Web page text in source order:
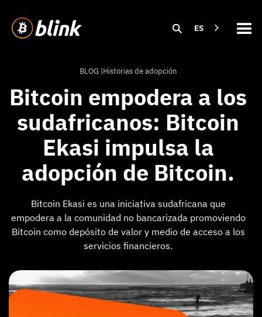
ES
BLOG |Historias de adopción
Bitcoin empodera a los
sudafricanos: Bitcoin
Ekasi impulsa la
adopción de Bitcoin.
Bitcoin Ekasi es una iniciativa sudafricana que
empodera a la comunidad no bancarizada promoviendo
Bitcoin como depósito de valor y medio de acceso a los
servicios financieros.